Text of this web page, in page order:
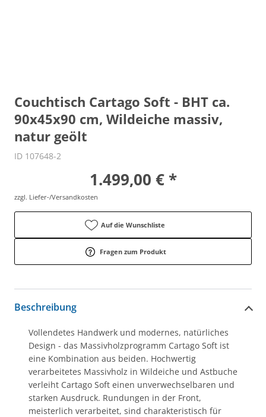
Couchtisch Cartago Soft - BHT ca.
90x45x90 cm, Wildeiche massiv,
natur geölt
ID 107648-2
1.499,00 € *
zzgl. Liefer-/Versandkosten
Auf die Wunschliste
Fragen zum Produkt
Beschreibung
Vollendetes Handwerk und modernes, natürliches
Design - das Massivholzprogramm Cartago Soft ist
eine Kombination aus beiden. Hochwertig
verarbeitetes Massivholz in Wildeiche und Astbuche
verleiht Cartago Soft einen unverwechselbaren und
starken Ausdruck. Rundungen in der Front,
meisterlich verarbeitet, sind charakteristisch für